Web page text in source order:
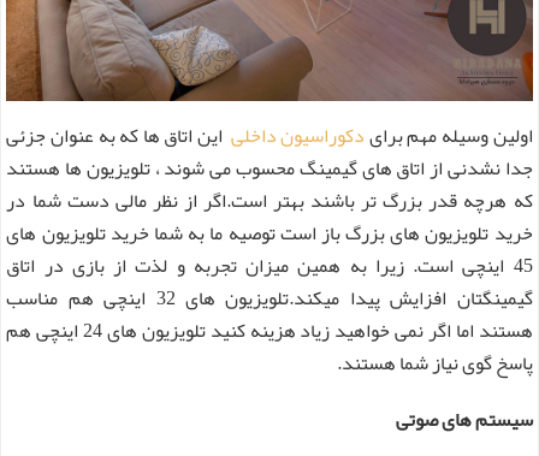
اولین وسیله مهم برایدکوراسیون داخلی این اتاق ها که به عنوان جزئی
جدا نشدنی از اتاق های گیمینگ محسوب می شوند ، تلویزیون ها هستند
که هرچه قدر بزرگ تر باشند بهتر است.اگر از نظر مالی دست شما در
خرید تلویزیون های بزرگ باز است توصیه ما به شما خرید تلویزیون های
45 اینچی است. زیرا به همین میزان تجربه و لذت از بازی در اتاق
گیمینگتان افزایش پیدا میکند.تلویزیون های 32 اینچی هم مناسب
هستند اما اگر نمی خواهید زیاد هزینه کنید تلویزیون های 24 اینچی هم
پاسخ گوی نیاز شما هستند.
سیستم های صوتی